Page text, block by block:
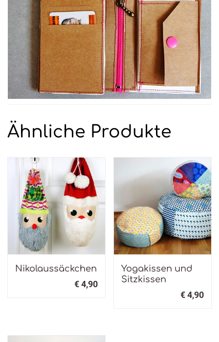
Ähnliche Produkte
Nikolaussäckchen
€4,90
Yogakissen und
Sitzkissen
€4,90